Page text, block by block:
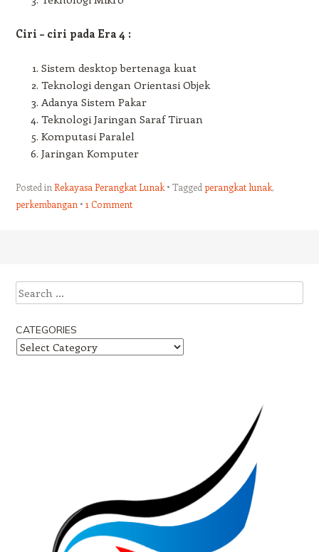
Ciri – ciri pada Era 4 :
Sistem desktop bertenaga kuat
Teknologi dengan Orientasi Objek
Adanya Sistem Pakar
Teknologi Jaringan Saraf Tiruan
Komputasi Paralel
Jaringan Komputer
Posted in Rekayasa Perangkat Lunak Tagged perangkat lunak,
perkembangan
1 Comment
Search
CATEGORIES
Categories